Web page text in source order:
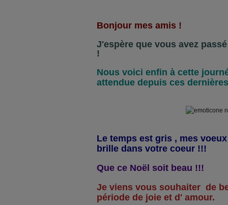
Bonjour mes amis !
J'espère que vous avez
!
Nous voici enfin à cette
attendue depuis ces
Le temps est gris , mes
brille dans votre coeur !!!
Que ce Noël soit beau !!!
Je viens vous souhaiter de
période de joie et d' amour.